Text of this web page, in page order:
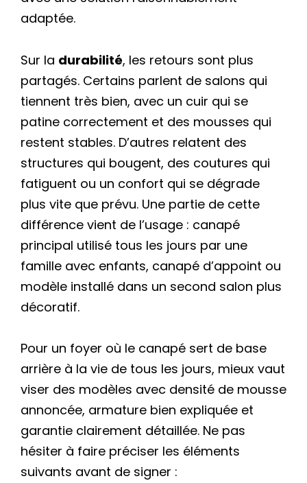
adaptée.
Sur la durabilité, les retours sont plus
partagés. Certains parlent de salons qui
tiennent très bien, avec un cuir qui se
patine correctement et des mousses qui
restent stables. D’autres relatent des
structures qui bougent, des coutures qui
fatiguent ou un confort qui se dégrade
plus vite que prévu. Une partie de cette
différence vient de l’usage : canapé
principal utilisé tous les jours par une
famille avec enfants, canapé d’appoint ou
modèle installé dans un second salon plus
décoratif.
Pour un foyer où le canapé sert de base
arrière à la vie de tous les jours, mieux vaut
viser des modèles avec densité de mousse
annoncée, armature bien expliquée et
garantie clairement détaillée. Ne pas
hésiter à faire préciser les éléments
suivants avant de signer :